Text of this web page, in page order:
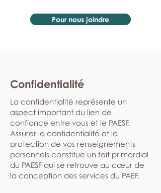
Pour nous joindre
Confidentialité
La confidentialité représente un
aspect important du lien de
confiance entre vous et le PAESF.
Assurer la confidentialité et la
protection de vos renseignements
personnels constitue un fait primordial
du PAESF qui se retrouve au cœur de
la conception des services du PAEF.